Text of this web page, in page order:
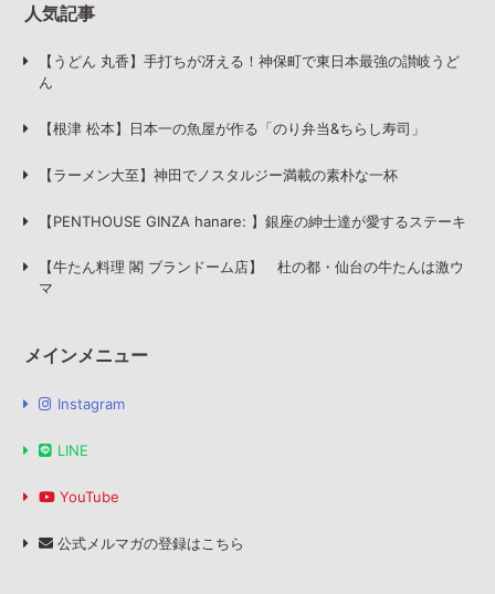
人気記事
【うどん 丸香】手打ちが冴える！神保町で東日本最強の讃岐うど
ん
【根津 松本】日本一の魚屋が作る「のり弁当&ちらし寿司」
【ラーメン大至】神田でノスタルジー満載の素朴な一杯
【PENTHOUSE GINZA hanare: 】銀座の紳士達が愛するステーキ
【牛たん料理 閣 ブランドーム店】 杜の都・仙台の牛たんは激ウ
マ
メインメニュー
Instagram
LINE
YouTube
公式メルマガの登録はこちら